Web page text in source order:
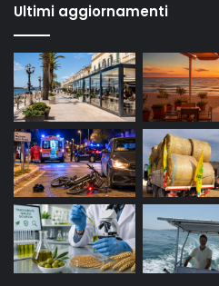
Ultimi aggiornamenti